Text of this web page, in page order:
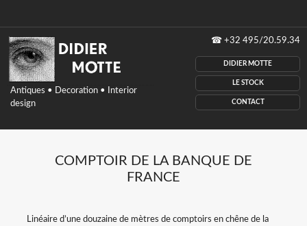
Didier
Motte
antiques,
Decoration,
interior
design,
Belgium
Antiques • Decoration • Interior
design
☎ +32 495/20.59.34
DIDIER MOTTE
LE STOCK
CONTACT
COMPTOIR DE LA BANQUE DE
FRANCE
Linéaire d’une douzaine de mètres de comptoirs en chêne de la